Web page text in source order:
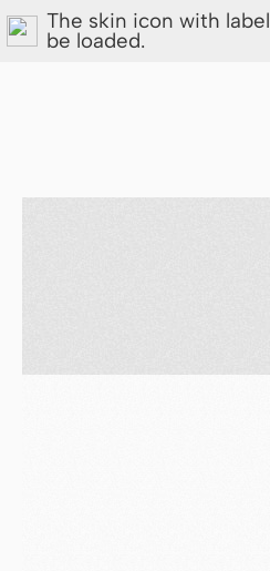
The skin icon with label
be loaded.